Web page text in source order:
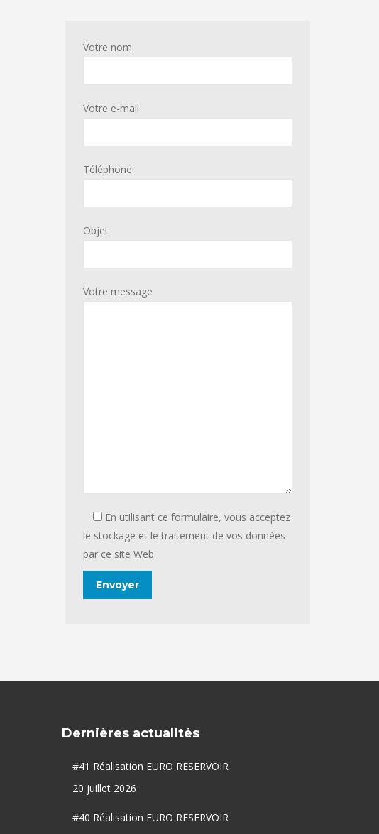
Votre nom
Votre e-mail
Téléphone
Objet
Votre message
En utilisant ce formulaire, vous acceptez
le stockage et le traitement de vos données
par ce site Web.
Dernières actualités
#41 Réalisation EURO RESERVOIR
20 juillet 2026
#40 Réalisation EURO RESERVOIR